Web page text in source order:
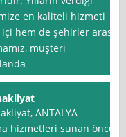
en kaliteli hizmeti
hem de şehirler arası
müşteri
ANTALYA
hizmetleri sunan öncü